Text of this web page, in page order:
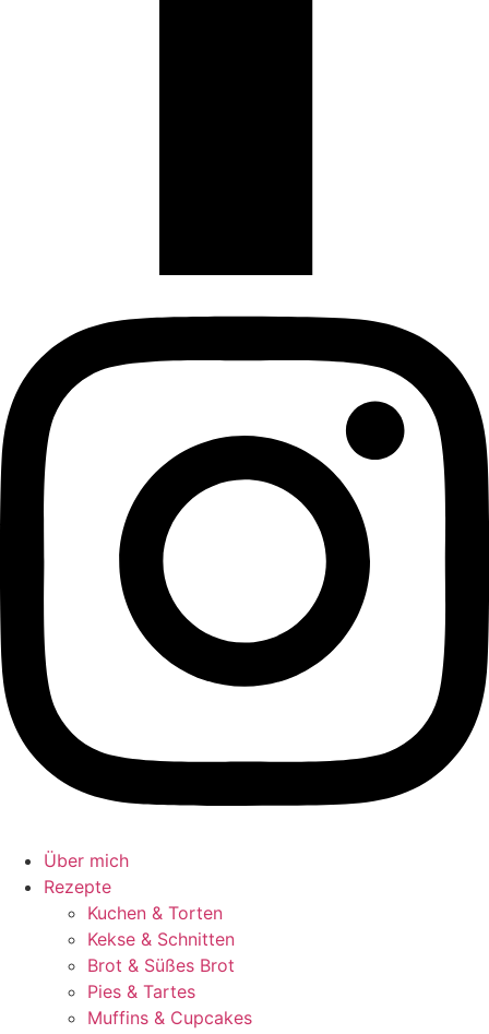
Über mich
Rezepte
Kuchen & Torten
Kekse & Schnitten
Brot & Süßes Brot
Pies & Tartes
Muffins & Cupcakes